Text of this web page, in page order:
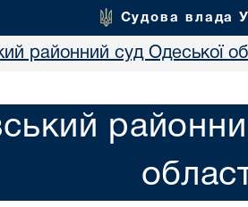
Судова влада
районний суд Одеської